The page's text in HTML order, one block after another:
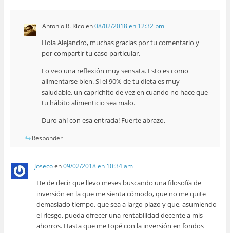
Antonio R. Ricoen08/02/2018 en 12:32 pm
Hola Alejandro, muchas gracias por tu comentario y
por compartir tu caso particular.
Lo veo una reflexión muy sensata. Esto es como
alimentarse bien. Si el 90% de tu dieta es muy
saludable, un caprichito de vez en cuando no hace que
tu hábito alimenticio sea malo.
Duro ahí con esa entrada! Fuerte abrazo.
Responder
Josecoen09/02/2018 en 10:34 am
He de decir que llevo meses buscando una filosofía de
inversión en la que me sienta cómodo, que no me quite
demasiado tiempo, que sea a largo plazo y que, asumiendo
el riesgo, pueda ofrecer una rentabilidad decente a mis
ahorros. Hasta que me topé con la inversión en fondos